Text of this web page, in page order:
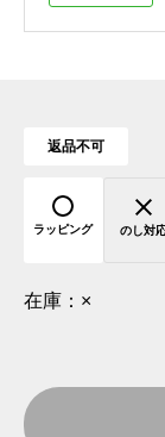
返品不可
ラッピング のし対
在庫： ×